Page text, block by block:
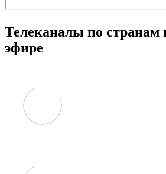
Телеканалы по странам
эфире